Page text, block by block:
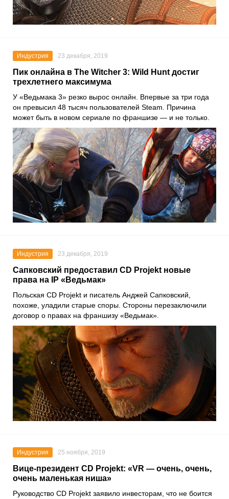
Индустрия 23 декабря, 2019
Пик онлайна в The Witcher 3: Wild Hunt достиг
трехлетнего максимума
У «Ведьмака 3» резко вырос онлайн. Впервые за три года
он превысил 48 тысяч пользователей Steam . Причина
может быть в новом сериале по франшизе — и не только.
Индустрия 23 декабря, 2019
Сапковский предоставил CD Projekt новые
права на IP «Ведьмак»
Польская CD Projekt и писатель Анджей Сапковский,
похоже, уладили старые споры. Стороны перезаключили
договор о правах на франшизу «Ведьмак».
Индустрия 25 ноября, 2019
Вице-президент CD Projekt: «VR — очень, очень,
очень маленькая ниша»
Руководство CD Projekt заявило инвесторам, что не боится